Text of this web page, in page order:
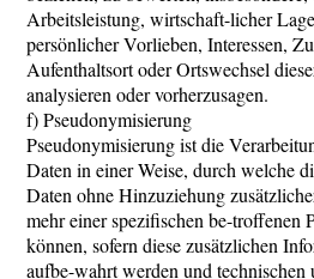
Arbeitsleistung, wirtschaft-licher
persönlicher Vorlieben, Interessen,
Aufenthaltsort oder Ortswechsel
analysieren oder vorherzusagen.
f) Pseudonymisierung
Pseudonymisierung ist die
Daten in einer Weise, durch welche
Daten ohne Hinzuziehung
mehr einer spezifischen be-troffenen
können, sofern diese zusätzlichen
aufbe-wahrt werden und technischen